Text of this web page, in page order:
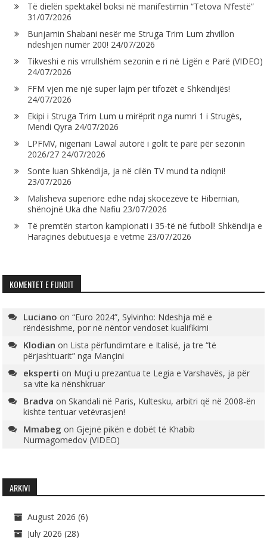
Të dielën spektakël boksi në manifestimin “Tetova N’festë”
31/07/2026
Bunjamin Shabani nesër me Struga Trim Lum zhvillon
ndeshjen numër 200! 24/07/2026
Tikveshi e nis vrrullshëm sezonin e ri në Ligën e Parë (VIDEO)
24/07/2026
FFM vjen me një super lajm për tifozët e Shkëndijës!
24/07/2026
Ekipi i Struga Trim Lum u mirëprit nga numri 1 i Strugës,
Mendi Qyra 24/07/2026
LPFMV, nigeriani Lawal autorë i golit të parë për sezonin
2026/27 24/07/2026
Sonte luan Shkëndija, ja në cilën TV mund ta ndiqni!
23/07/2026
Malisheva superiore edhe ndaj skocezëve të Hibernian,
shënojnë Uka dhe Nafiu 23/07/2026
Të premtën starton kampionati i 35-të në futboll! Shkëndija e
Haraçinës debutuesja e vetme 23/07/2026
KOMENTET E FUNDIT
Luciano on“Euro 2024”, Sylvinho: Ndeshja më e
rëndësishme, por në nëntor vendoset kualifikimi
Klodian on Lista përfundimtare e Italisë, ja tre “të
përjashtuarit” nga Mançini
eksperti on Muçi u prezantua te Legia e Varshavës, ja për
sa vite ka nënshkruar
Bradva onSkandali në Paris, Kultesku, arbitri që në 2008-ën
kishte tentuar vetëvrasjen!
Mmabeg onGjejnë pikën e dobët të Khabib
Nurmagomedov (VIDEO)
ARKIVI
August 2026 (6)
July 2026 (28)